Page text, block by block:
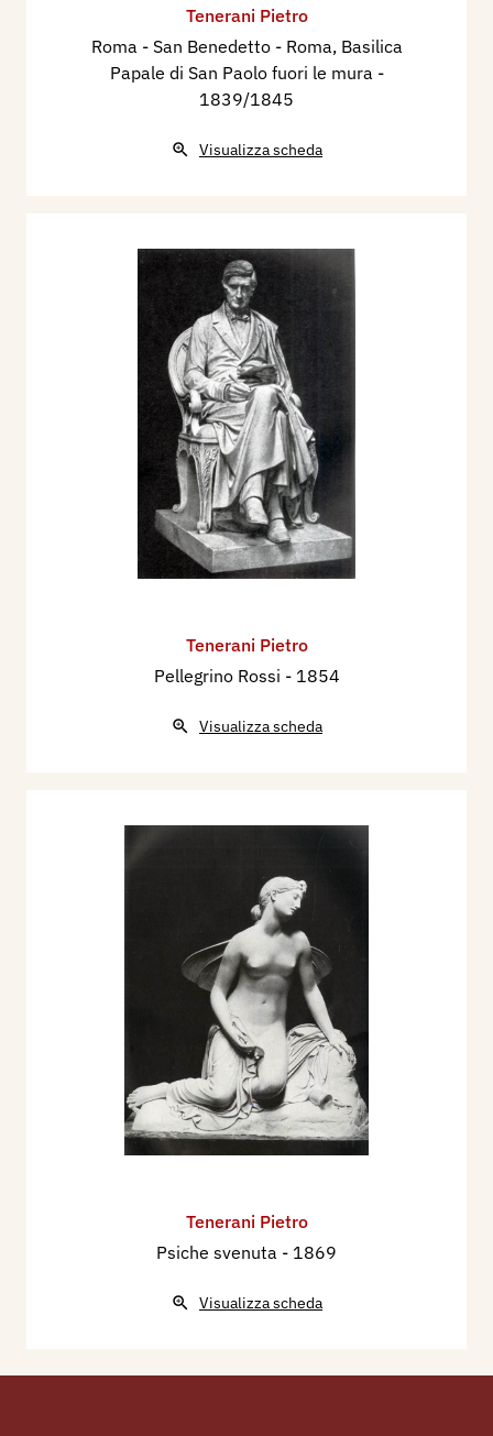
Tenerani Pietro
Roma - San Benedetto - Roma, Basilica
Papale di San Paolo fuori le mura -
1839/1845
Visualizza scheda
Tenerani Pietro
Pellegrino Rossi - 1854
Visualizza scheda
Tenerani Pietro
Psiche svenuta - 1869
Visualizza scheda